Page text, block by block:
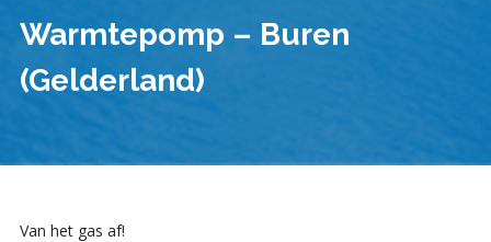
Warmtepomp – Buren
(Gelderland)
Van het gas af!